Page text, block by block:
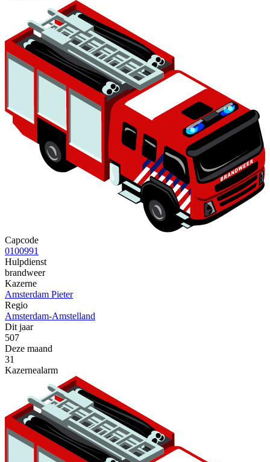
Capcode
0100991
Hulpdienst
brandweer
Kazerne
Amsterdam Pieter
Regio
Amsterdam-Amstelland
Dit jaar
507
Deze maand
31
Kazernealarm